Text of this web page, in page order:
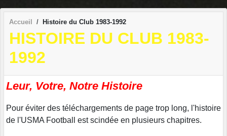
Accueil Histoire du Club 1983-1992
HISTOIRE DU CLUB 1983-
1992
Leur, Votre, Notre Histoire
Pour éviter des téléchargements de page trop long, l'histoire
de l'USMA Football est scindée en plusieurs chapitres.